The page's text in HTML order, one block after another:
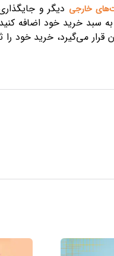
خارجی دیگر و
به سبد خرید خود اضافه
قرار می‌گیرد، خرید